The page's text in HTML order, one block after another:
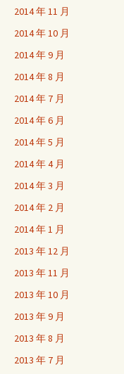
2014 年 11 月
2014 年 10 月
2014 年 9 月
2014 年 8 月
2014 年 7 月
2014 年 6 月
2014 年 5 月
2014 年 4 月
2014 年 3 月
2014 年 2 月
2014 年 1 月
2013 年 12 月
2013 年 11 月
2013 年 10 月
2013 年 9 月
2013 年 8 月
2013 年 7 月